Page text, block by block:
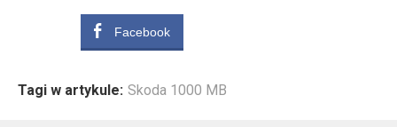
Facebook
Tagi w artykule: Skoda 1000 MB